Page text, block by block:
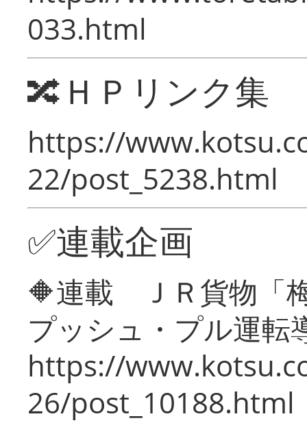
033.html
🔀ＨＰリンク集
https://
22/post_5238.html
✅連載企画
🔶連載 ＪＲ貨物「
プッシュ・プル運転
https://
26/post_10188.html